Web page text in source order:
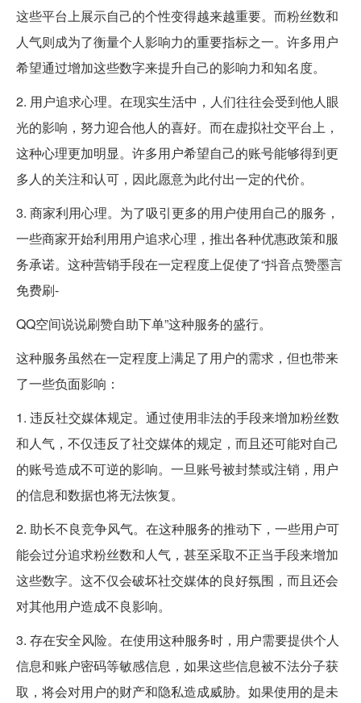
这些平台上展示自己的个性变得越来越重要。而粉丝数和
人气则成为了衡量个人影响力的重要指标之一。许多用户
希望通过增加这些数字来提升自己的影响力和知名度。
2. 用户追求心理。在现实生活中，人们往往会受到他人眼
光的影响，努力迎合他人的喜好。而在虚拟社交平台上，
这种心理更加明显。许多用户希望自己的账号能够得到更
多人的关注和认可，因此愿意为此付出一定的代价。
3. 商家利用心理。为了吸引更多的用户使用自己的服务，
一些商家开始利用用户追求心理，推出各种优惠政策和服
务承诺。这种营销手段在一定程度上促使了“抖音点赞墨言
免费刷-
QQ空间说说刷赞自助下单”这种服务的盛行。
这种服务虽然在一定程度上满足了用户的需求，但也带来
了一些负面影响：
1. 违反社交媒体规定。通过使用非法的手段来增加粉丝数
和人气，不仅违反了社交媒体的规定，而且还可能对自己
的账号造成不可逆的影响。一旦账号被封禁或注销，用户
的信息和数据也将无法恢复。
2. 助长不良竞争风气。在这种服务的推动下，一些用户可
能会过分追求粉丝数和人气，甚至采取不正当手段来增加
这些数字。这不仅会破坏社交媒体的良好氛围，而且还会
对其他用户造成不良影响。
3. 存在安全风险。在使用这种服务时，用户需要提供个人
信息和账户密码等敏感信息，如果这些信息被不法分子获
取，将会对用户的财产和隐私造成威胁。如果使用的是未